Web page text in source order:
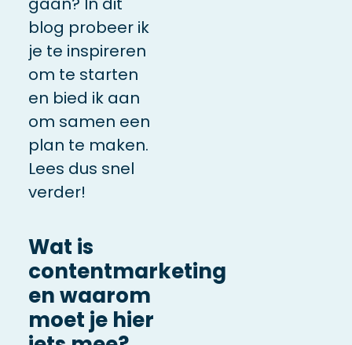
blog probeer ik
je te inspireren
om te starten
en bied ik aan
om samen een
plan te maken.
Lees dus snel
verder!
Wat is
contentmarketing
en waarom
moet je hier